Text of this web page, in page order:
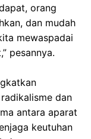
orang
dan mudah
mewaspadai
pesannya.
dan
antara aparat
keutuhan